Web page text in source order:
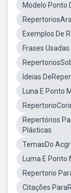
Modelo Ponto
Exemplos De
Frases
Ideias
Luna E Ponto
Repertórios
Plásticas
TemasDo
Luma E
Repertorio
Citações